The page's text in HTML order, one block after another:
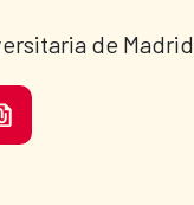
de Madrid